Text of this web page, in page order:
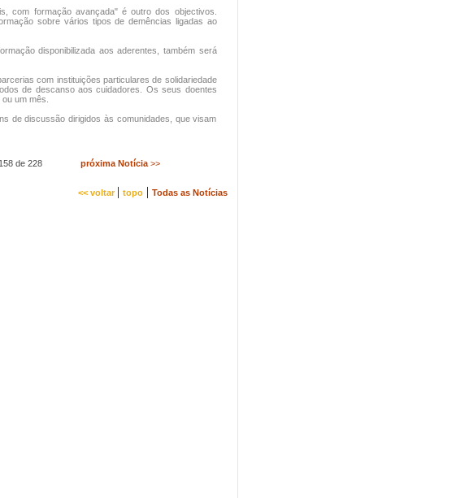
com formação avançada" é outro dos objectivos.
sobre vários tipos de demências ligadas ao
disponibilizada aos aderentes, também será
com instituições particulares de solidariedade
de descanso aos cuidadores. Os seus doentes
um mês.
de discussão dirigidos às comunidades, que visam
228 próxima Notícia >>
<< voltar | topo| Todas as Notícias